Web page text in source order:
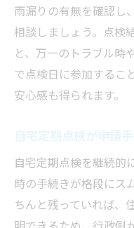
雨漏りの有無を確認し
相談しましょう。点検
と、万一のトラブル時
で点検日に参加するこ
安心感も得られます。
自宅定期点検を継続的
時の手続きが格段にス
ちんと残っていれば、